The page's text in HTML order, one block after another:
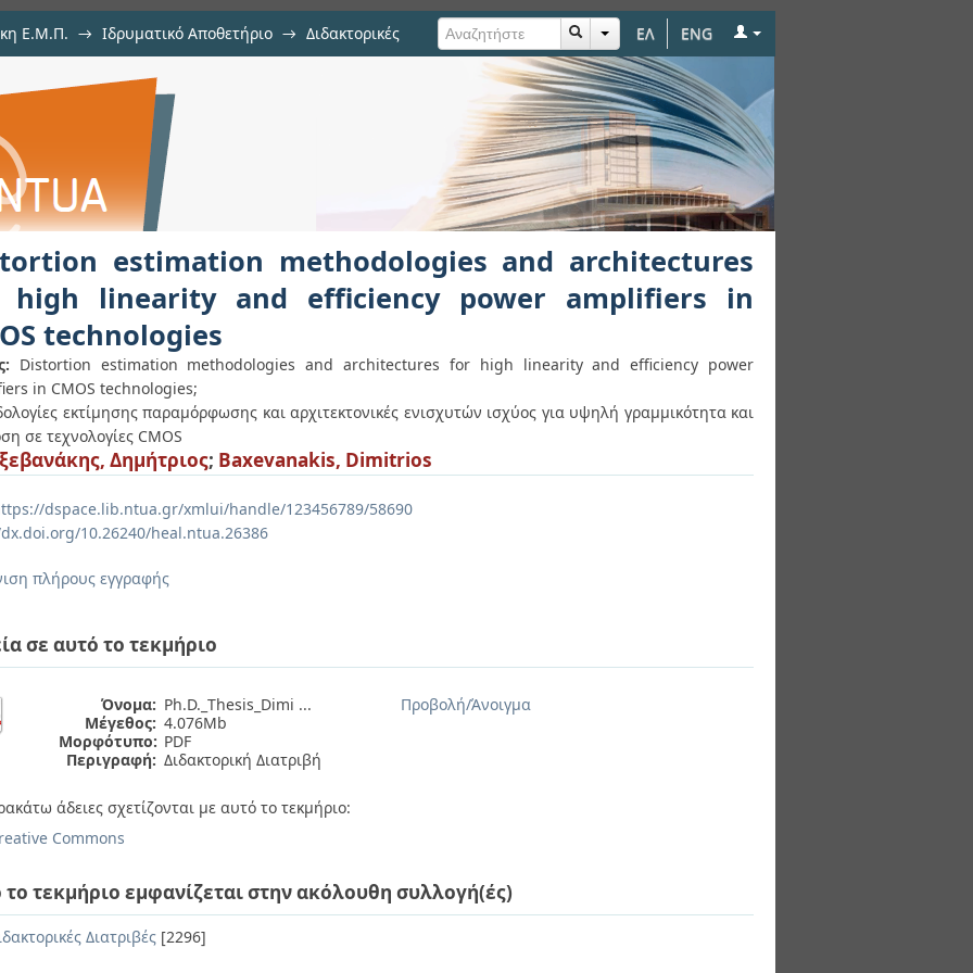
ΕΛ ENG
Ε.Μ.Π. → Ιδρυματικό Αποθετήριο → Διδακτορικές
methodologies and architectures for high linearity
in CMOS technologies
estimation methodologies and architectures
high linearity and efficiency power amplifiers in
technologies
Distortion estimation methodologies and architectures for high linearity and efficiency power
in CMOS technologies;
εκτίμησης παραμόρφωσης και αρχιτεκτονικές ενισχυτών ισχύος για υψηλή γραμμικότητα και
σε τεχνολογίες CMOS
Δημήτριος; Baxevanakis, Dimitrios
dspace.lib.ntua.gr/xmlui/handle/123456789/58690
10.26240/heal.ntua.26386
πλήρους εγγραφής
σε αυτό το τεκμήριο
Όνομα: Ph.D._Thesis_Dimi ...
Μέγεθος: 4.076Mb
Μορφότυπο: PDF
Περιγραφή: Διδακτορική Διατριβή
Προβολή/Άνοιγμα
άδειες σχετίζονται με αυτό το τεκμήριο:
Commons
το τεκμήριο εμφανίζεται στην ακόλουθη συλλογή(ές)
Διατριβές [2296]